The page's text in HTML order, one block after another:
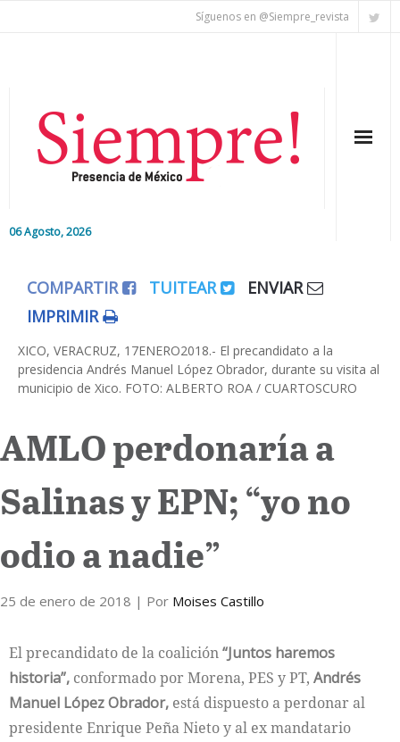
Síguenos en @Siempre_revista
06 Agosto, 2026
Editorial
Nacional
Colaboradores
Internacional
COMPARTIR TUITEAR
ENVIAR
IMPRIMIR
XICO, VERACRUZ, 17ENERO2018.- El precandidato a la
presidencia Andrés Manuel López Obrador, durante su visita al
municipio de Xico. FOTO: ALBERTO ROA / CUARTOSCURO
AMLO perdonaría a
Salinas y EPN; “yo no
odio a nadie”
25 de enero de 2018 | Por Moises Castillo
El precandidato de la coalición“Juntos haremos
historia”, conformado por Morena, PES y PT, Andrés
Manuel López Obrador, está dispuesto a perdonar al
presidente Enrique Peña Nieto y al ex mandatario